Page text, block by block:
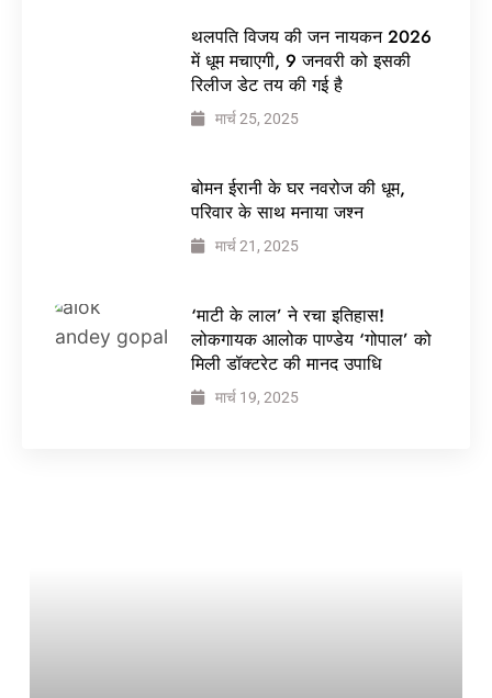
थलपति विजय की जन नायकन 2026
में धूम मचाएगी, 9 जनवरी को इसकी
रिलीज डेट तय की गई है
मार्च 25, 2025
बोमन ईरानी के घर नवरोज की धूम,
परिवार के साथ मनाया जश्न
मार्च 21, 2025
‘माटी के लाल’ ने रचा इतिहास!
लोकगायक आलोक पाण्डेय ‘गोपाल’ को
मिली डॉक्टरेट की मानद उपाधि
मार्च 19, 2025